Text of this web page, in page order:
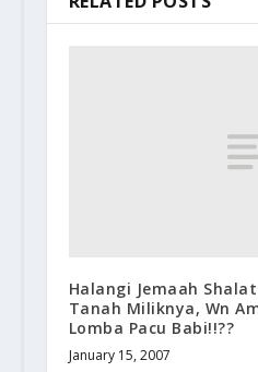
Halangi Jemaah
Tanah Miliknya, Wn
Lomba Pacu Babi!!??
January 15, 2007